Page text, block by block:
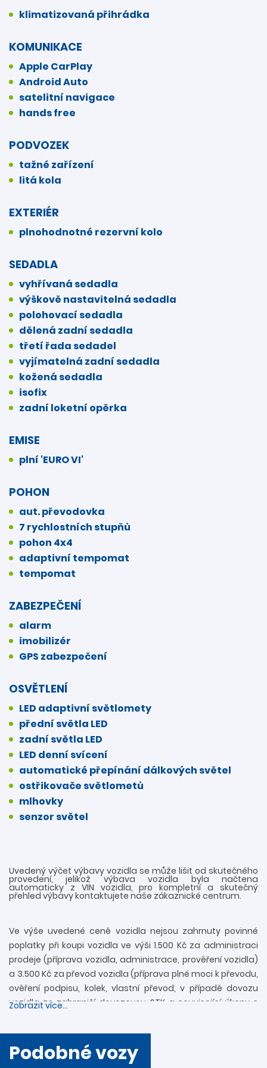
klimatizovaná přihrádka
KOMUNIKACE
Apple CarPlay
Android Auto
satelitní navigace
hands free
PODVOZEK
tažné zařízení
litá kola
EXTERIÉR
plnohodnotné rezervní kolo
SEDADLA
vyhřívaná sedadla
výškově nastavitelná sedadla
polohovací sedadla
dělená zadní sedadla
třetí řada sedadel
vyjímatelná zadní sedadla
kožená sedadla
isofix
zadní loketní opěrka
EMISE
plní 'EURO VI'
POHON
aut. převodovka
7 rychlostních stupňů
pohon 4x4
adaptivní tempomat
tempomat
ZABEZPEČENÍ
alarm
imobilizér
GPS zabezpečení
OSVĚTLENÍ
LED adaptivní světlomety
přední světla LED
zadní světla LED
LED denní svícení
automatické přepínání dálkových světel
ostřikovače světlometů
mlhovky
senzor světel
Uvedený výčet výbavy vozidla se může lišit od skutečného
provedení, jelikož výbava vozidla byla načtena
automaticky z VIN vozidla, pro kompletní a skutečný
přehled výbavy kontaktujete naše zákaznické centrum.
Ve výše uvedené ceně vozidla nejsou zahrnuty povinné
poplatky při koupi vozidla ve výši 1.500 Kč za administraci
prodeje (příprava vozidla, administrace, prověření vozidla)
a 3.500 Kč za převod vozidla (příprava plné moci k převodu,
ověření podpisu, kolek, vlastní převod, v případě dovozu
vozidla ze zahraničí dovozovou STK a související úkony s
prostřednictvím zákaznické linky 739 34 34 34 či přímo v
provozovně. Nejedná se o návrh na uzavření smlouvy
(nabídky) ve smyslu § 1731 a § 1732 zákona č. 89/2012 Sb.,
Zobrazit více...
Podobné vozy